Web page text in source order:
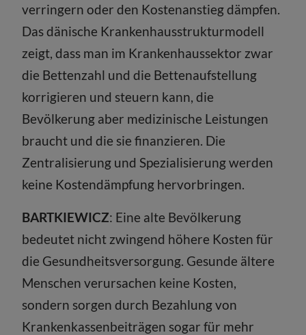
verringern oder den Kostenanstieg dämpfen.
Das dänische Krankenhausstrukturmodell
zeigt, dass man im Krankenhaussektor zwar
die Bettenzahl und die Bettenaufstellung
korrigieren und steuern kann, die
Bevölkerung aber medizinische Leistungen
braucht und die sie finanzieren. Die
Zentralisierung und Spezialisierung werden
keine Kostendämpfung hervorbringen.
BARTKIEWICZ: Eine alte Bevölkerung
bedeutet nicht zwingend höhere Kosten für
die Gesundheitsversorgung. Gesunde ältere
Menschen verursachen keine Kosten,
sondern sorgen durch Bezahlung von
Krankenkassenbeiträgen sogar für mehr